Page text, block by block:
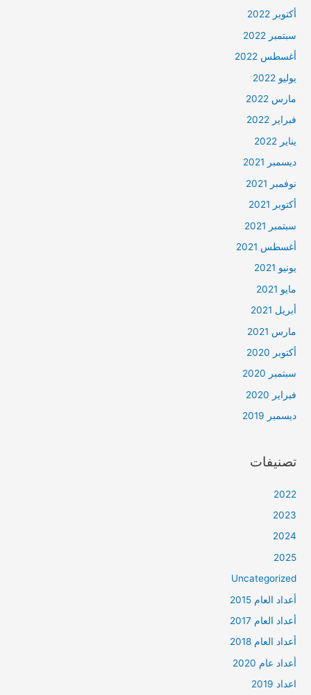
أكتوبر 2022
سبتمبر 2022
أغسطس 2022
يوليو 2022
مارس 2022
فبراير 2022
يناير 2022
ديسمبر 2021
نوفمبر 2021
أكتوبر 2021
سبتمبر 2021
أغسطس 2021
يونيو 2021
مايو 2021
أبريل 2021
مارس 2021
أكتوبر 2020
سبتمبر 2020
فبراير 2020
ديسمبر 2019
تصنيفات
2022
2023
2024
2025
Uncategorized
أعداد العام 2015
أعداد العام 2017
أعداد العام 2018
أعداد عام 2020
اعداد 2019